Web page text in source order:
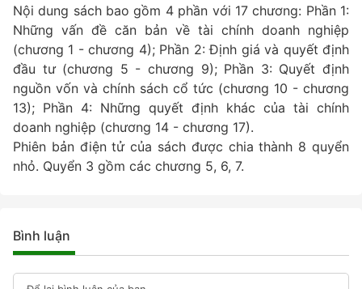
Nội dung sách bao gồm 4 phần với 17 chương: Phần 1:
Những vấn đề căn bản về tài chính doanh nghiệp
(chương 1 - chương 4); Phần 2: Định giá và quyết định
đầu tư (chương 5 - chương 9); Phần 3: Quyết định
nguồn vốn và chính sách cổ tức (chương 10 - chương
13); Phần 4: Những quyết định khác của tài chính
doanh nghiệp (chương 14 - chương 17).
Phiên bản điện tử của sách được chia thành 8 quyển
nhỏ. Quyển 3 gồm các chương 5, 6, 7.
Bình luận